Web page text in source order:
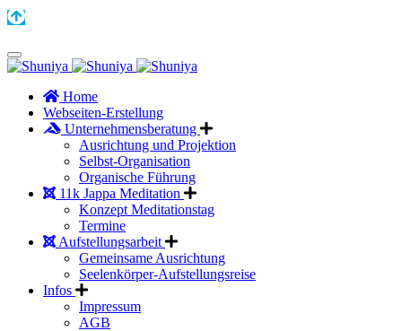
Home
Webseiten-Erstellung
Unternehmensberatung
Ausrichtung und Projektion
Selbst-Organisation
Organische Führung
11k Jappa Meditation
Konzept Meditationstag
Termine
Aufstellungsarbeit
Gemeinsame Ausrichtung
Seelenkörper-Aufstellungsreise
Infos
Impressum
AGB